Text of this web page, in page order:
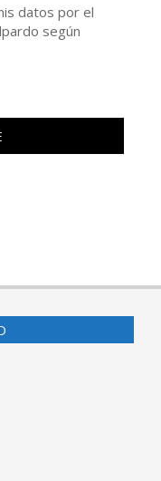
datos por el
según